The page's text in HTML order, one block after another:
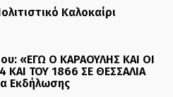
Καλοκαίρι
«ΕΓΩ Ο ΚΑΡΑΟΥΛΗΣ ΚΑΙ ΟΙ
ΚΑΙ ΤΟΥ 1866 ΣΕ ΘΕΣΣΑΛΙΑ
Εκδήλωσης